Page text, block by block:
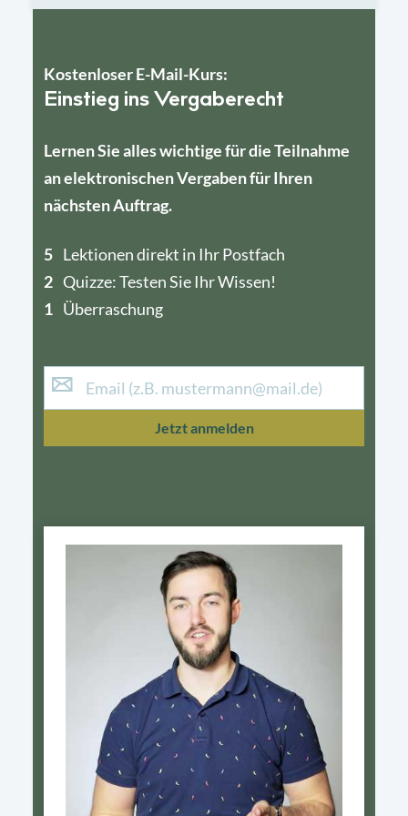
Kostenloser E-Mail-Kurs:
Einstieg ins Vergaberecht
Lernen Sie alles wichtige für die Teilnahme
an elektronischen Vergaben für Ihren
nächsten Auftrag.
5 Lektionen direkt in Ihr Postfach
2 Quizze: Testen Sie Ihr Wissen!
1 Überraschung
4
1
Jetzt anmelden